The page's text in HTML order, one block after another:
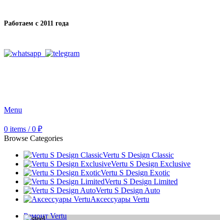
Работаем с 2011 года
Menu
0 items / 0 ₽
Browse Categories
Vertu S Design Classic
Vertu S Design Exclusive
Vertu S Design Exotic
Vertu S Design Limited
Vertu S Design Auto
Аксессуары Vertu
Ремонт Vertu